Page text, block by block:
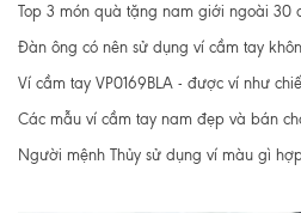
Top 3 món quà tặng nam giới ngoài 30
Đàn ông có nên sử dụng ví cầm tay
Ví cầm tay VP0169BLA - được ví như
Các mẫu ví cầm tay nam đẹp và bán
Người mệnh Thủy sử dụng ví màu gì